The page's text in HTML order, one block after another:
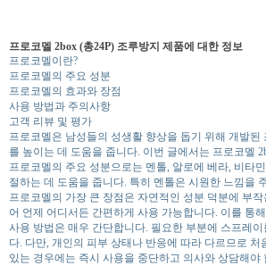
프로코멜 2box (총24P) 조루방지 제품에 대한 정보
프로코멜이란?
프로코멜의 주요 성분
프로코멜의 효과와 장점
사용 방법과 주의사항
고객 리뷰 및 평가
프로코멜은 남성들의 성생활 향상을 돕기 위해 개발
를 높이는 데 도움을 줍니다. 이번 글에서는 프로코멜
프로코멜의 주요 성분으로는 멘톨, 알로에 베라, 비타
절하는 데 도움을 줍니다. 특히 멘톨은 시원한 느낌을
프로코멜의 가장 큰 장점은 자연적인 성분 덕분에 부
어 언제 어디서든 간편하게 사용 가능합니다. 이를 통
사용 방법은 매우 간단합니다. 필요한 부분에 스프레
다. 다만, 개인의 피부 상태나 반응에 따라 다르므로
있는 경우에는 즉시 사용을 중단하고 의사와 상담해야